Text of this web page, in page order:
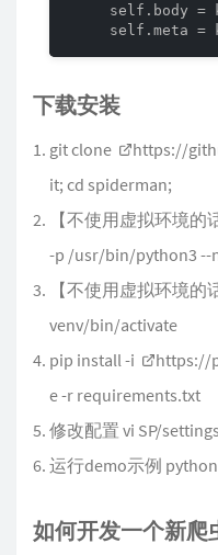
self.body =
self.meta =
下载安装
git clone
https://
it; cd spiderman;
【不使用虚拟环境
-p /usr/bin/python3 --
【不使用虚拟环境
venv/bin/activate
pip install -i
https://
e-r requirements.txt
修改配置 vi SP/
运行demo示例
如何开发一个新爬